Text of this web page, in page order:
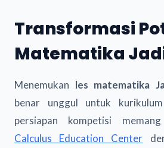
Transformasi
Matematika
Menemukan les matematika
benar unggul untuk
persiapan kompetisi
Calculus Education Center